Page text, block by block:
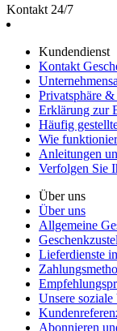
Kontakt 24/7
Kundendienst
Kontakt
Privatsphäre
Erklärung zur
Häufig
Wie
Anleitungen
Verfolgen Sie
Über uns
Über uns
Allgemeine
Lieferdienste
Unsere
Abonnieren